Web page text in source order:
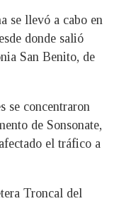
se llevó a cabo en
donde salió
San Benito, de
se concentraron
de Sonsonate,
el tráfico a
Troncal del